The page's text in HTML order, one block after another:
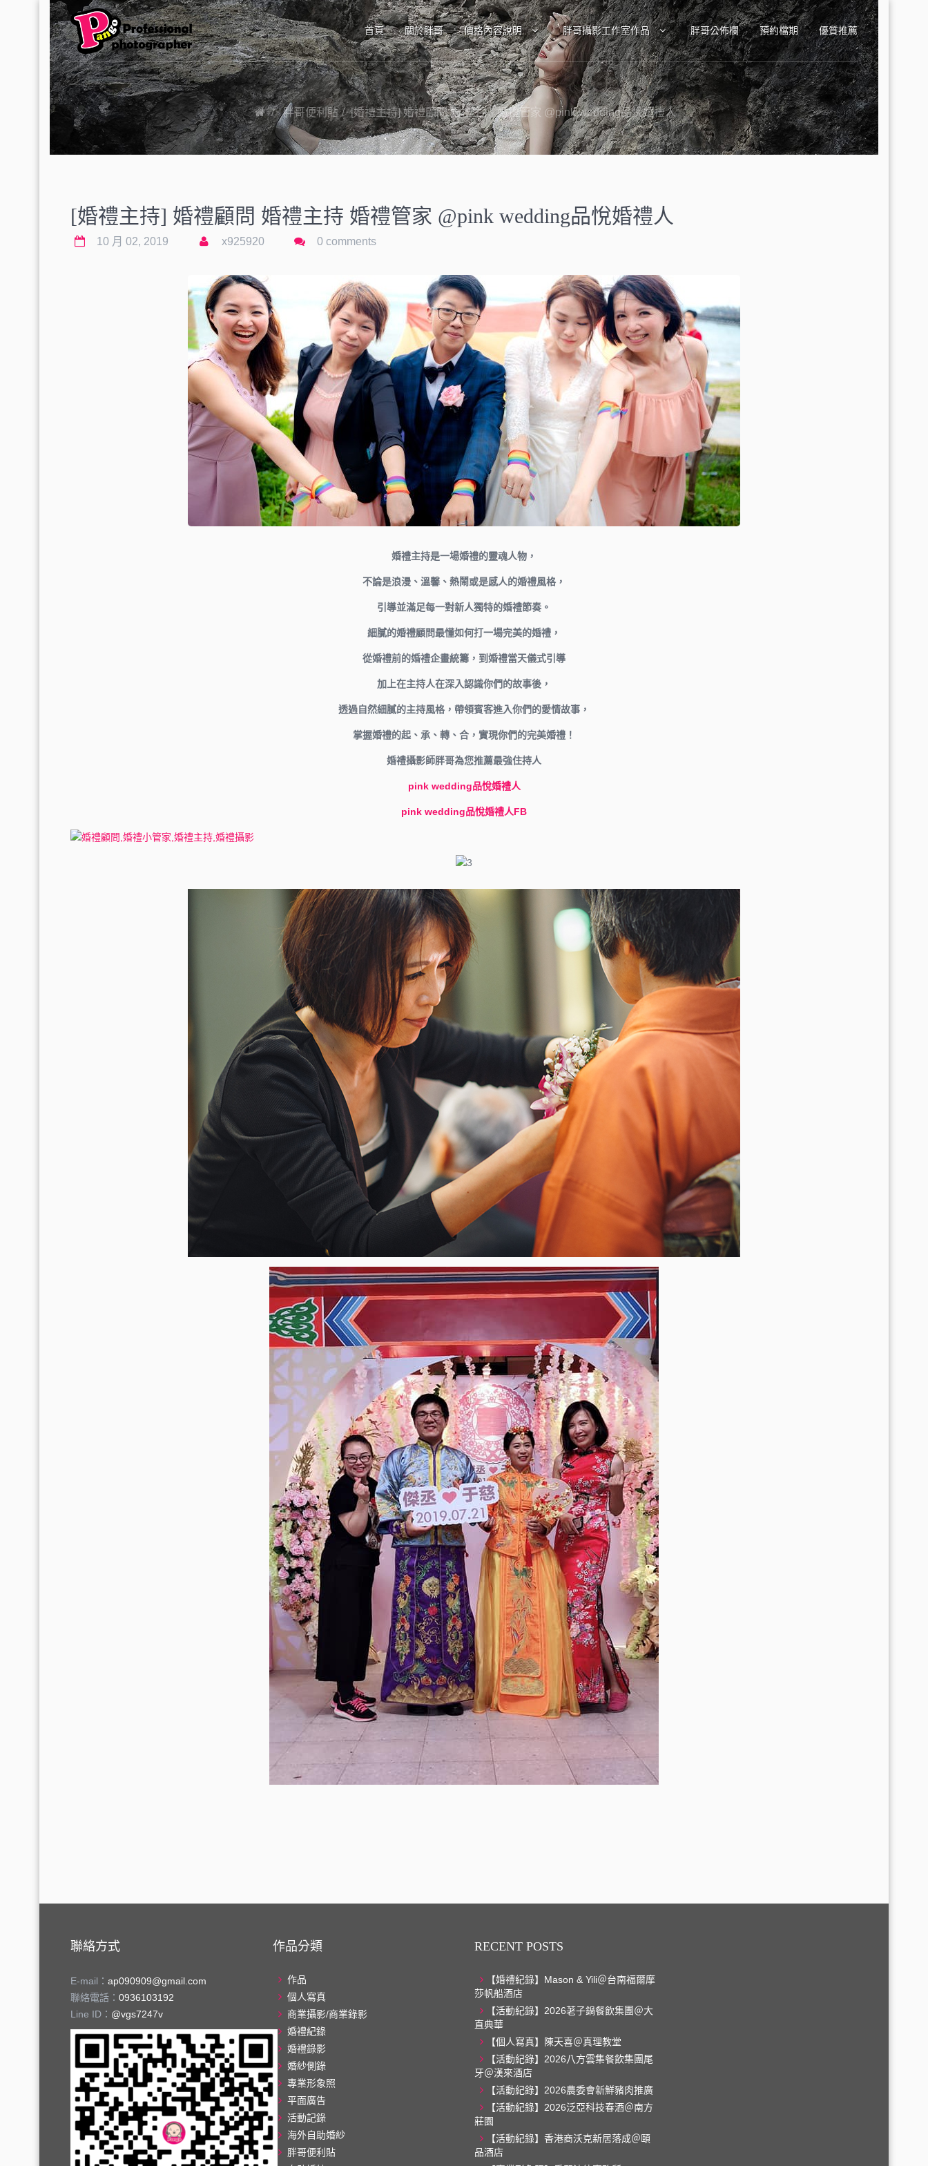
首頁 關於胖哥 價格內容說明 胖哥攝影工作室作品 胖哥公佈欄 預約檔期 優質推薦
胖哥便利貼 [婚禮主持] 婚禮顧問 婚禮主持 婚禮管家 @pink wedding品悅婚禮人
[婚禮主持] 婚禮顧問 婚禮主持 婚禮管家 @pink wedding品悅婚禮人
10 月 02, 2019 x925920 0 comments
婚禮主持是一場婚禮的靈魂人物，
不論是浪漫、溫馨、熱鬧或是感人的婚禮風格，
引導並滿足每一對新人獨特的婚禮節奏。
細膩的婚禮顧問最懂如何打一場完美的婚禮，
從婚禮前的婚禮企畫統籌，到婚禮當天儀式引導
加上在主持人在深入認識你們的故事後，
透過自然細膩的主持風格，帶領賓客進入你們的愛情故事，
掌握婚禮的起、承、轉、合，實現你們的完美婚禮！
婚禮攝影師胖哥為您推薦最強住持人
pink wedding品悅婚禮人
pink wedding品悅婚禮人FB
聯絡方式
E-mail： ap090909@gmail.com
聯絡電話： 0936103192
Line ID： @vgs7247v
作品分類
作品
個人寫真
商業攝影/商業錄影
婚禮紀錄
婚禮錄影
婚紗側錄
專業形象照
平面廣告
活動記錄
海外自助婚紗
胖哥便利貼
RECENT POSTS
【婚禮紀錄】Mason & Yili＠台南福爾摩
莎帆船酒店
【活動紀錄】2026荖子鍋餐飲集團＠大
直典華
【個人寫真】陳天喜＠真理教堂
【活動紀錄】2026八方雲集餐飲集團尾
牙＠漢來酒店
【活動紀錄】2026農委會新鮮豬肉推廣
【活動紀錄】2026泛亞科技春酒＠南方
莊園
【活動紀錄】香港商沃克新居落成＠頤
品酒店